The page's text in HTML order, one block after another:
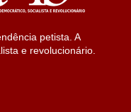
petista. A
e revolucionário.